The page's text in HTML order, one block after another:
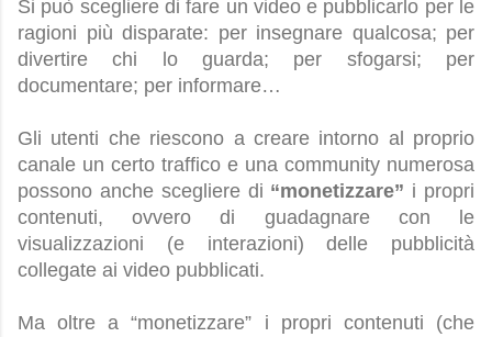
Si può scegliere di fare un video e pubblicarlo per le
ragioni più disparate: per insegnare qualcosa; per
divertire chi lo guarda; per sfogarsi; per
documentare; per informare…
Gli utenti che riescono a creare intorno al proprio
canale un certo traffico e una community numerosa
possono anche scegliere di “monetizzare” i propri
contenuti, ovvero di guadagnare con le
visualizzazioni (e interazioni) delle pubblicità
collegate ai video pubblicati.
Ma oltre a “monetizzare” i propri contenuti (che